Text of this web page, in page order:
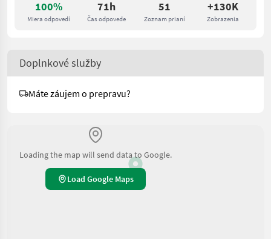
100%
Miera odpovedí
71h
Čas odpovede
51
Zoznam prianí
+130K
Zobrazenia
Doplnkové služby
Máte záujem o prepravu?
Loading the map will send data to Google.
Load Google Maps